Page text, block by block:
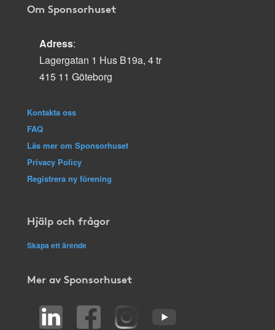
Om Sponsorhuset
Adress:
Lagergatan 1 Hus B19a, 4 tr
415 11 Göteborg
Kontakta oss
FAQ
Läs mer om Sponsorhuset
Privacy Policy
Registrera ny förening
Hjälp och frågor
Skapa ett ärende
Mer av Sponsorhuset